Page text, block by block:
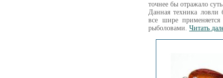
точнее бы отражало
Данная техника ловли
все шире
рыболовами. Читать